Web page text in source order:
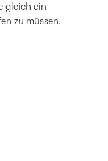
gleich ein
zu müssen.